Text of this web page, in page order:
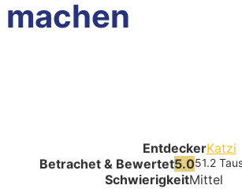
machen
EntdeckerKatzi
Betrachet & Bewertet5.051.2
SchwierigkeitMittel